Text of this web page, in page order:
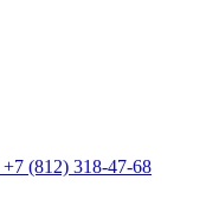
+7 (812) 318-47-68